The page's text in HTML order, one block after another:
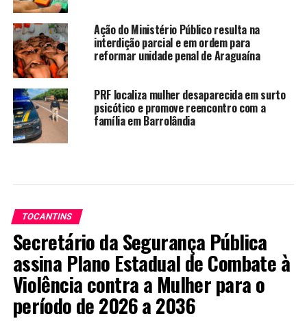
Ação do Ministério Público resulta na
interdição parcial e em ordem para
reformar unidade penal de Araguaína
PRF localiza mulher desaparecida em surto
psicótico e promove reencontro com a
família em Barrolândia
TOCANTINS
Secretário da Segurança Pública
assina Plano Estadual de Combate à
Violência contra a Mulher para o
período de 2026 a 2036